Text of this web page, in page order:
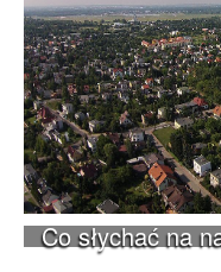
Co słychać na